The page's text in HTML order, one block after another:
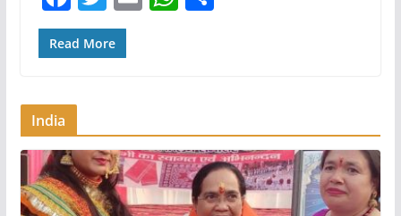
a
c
b
o
o
k
w
itt
p
p
Read More
India